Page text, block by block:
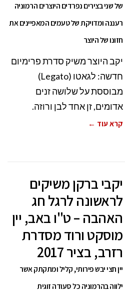
של שני בצירים נפרדים היוצרים הרמוניה
רעננה ומדויקת של טעמים המאפיינים את
חזונו של היוצר
יקב היוצר משיק סדרת פרימיום
חדשה: לגאטו (Legato)
מבוססת על שלושה זנים
אדומים, זן אחד לבן ורוזה.
קרא עוד ←
יקבי ברקן משיקים
לראשונה לרגל חג
האהבה – ט"ו באב, יין
מוסקט ורוד מסדרת
רזרב, בציר 2017
יין חצי יבש פירותי, קליל ומתקתק אשר
ילווה בהרמוניה כל סעודה זוגית